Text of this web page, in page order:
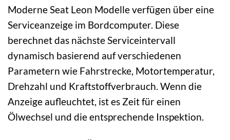
Moderne Seat Leon Modelle verfügen über eine
Serviceanzeige im Bordcomputer. Diese
berechnet das nächste Serviceintervall
dynamisch basierend auf verschiedenen
Parametern wie Fahrstrecke, Motortemperatur,
Drehzahl und Kraftstoffverbrauch. Wenn die
Anzeige aufleuchtet, ist es Zeit für einen
Ölwechsel und die entsprechende Inspektion.